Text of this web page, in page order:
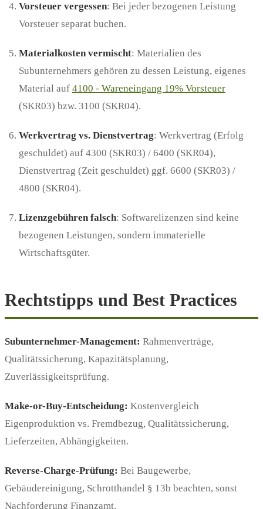
Vorsteuer vergessen: Bei jeder bezogenen Leistung
Vorsteuer separat buchen.
Materialkosten vermischt: Materialien des
Subunternehmers gehören zu dessen Leistung, eigenes
Material auf 4100 - Wareneingang 19% Vorsteuer
(SKR03) bzw. 3100 (SKR04).
Werkvertrag vs. Dienstvertrag: Werkvertrag (Erfolg
geschuldet) auf 4300 (SKR03) / 6400 (SKR04),
Dienstvertrag (Zeit geschuldet) ggf. 6600 (SKR03) /
4800 (SKR04).
Lizenzgebühren falsch: Softwarelizenzen sind keine
bezogenen Leistungen, sondern immaterielle
Wirtschaftsgüter.
Rechtstipps und Best Practices
Subunternehmer-Management: Rahmenverträge,
Qualitätssicherung, Kapazitätsplanung,
Zuverlässigkeitsprüfung.
Make-or-Buy-Entscheidung: Kostenvergleich
Eigenproduktion vs. Fremdbezug, Qualitätssicherung,
Lieferzeiten, Abhängigkeiten.
Reverse-Charge-Prüfung: Bei Baugewerbe,
Gebäudereinigung, Schrotthandel § 13b beachten, sonst
Nachforderung Finanzamt.